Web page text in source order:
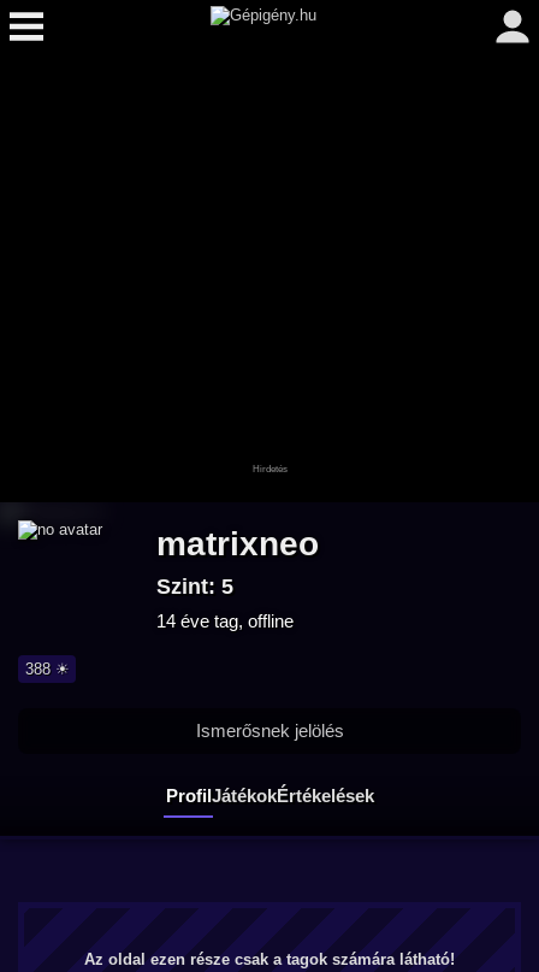
matrixneo
Szint: 5
14 éve tag, offline
388 ☀
ProfilJátékokÉrtékelések
Ismerősnek jelölés
Az oldal ezen része csak a tagok számára látható!